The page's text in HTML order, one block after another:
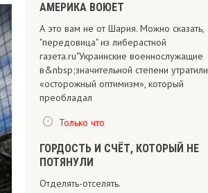
АМЕРИКА ВОЮЕТ
А это вам не от Шария. Можно сказать,
"передовица" из либерастной
газета.ru"Украинские военнослужащие
в&nbsp;значительной степени утратили
«осторожный оптимизм», который
преобладал
Только что
ГОРДОСТЬ И СЧЁТ, КОТОРЫЙ НЕ
ПОТЯНУЛИ
Отделять-отселять.